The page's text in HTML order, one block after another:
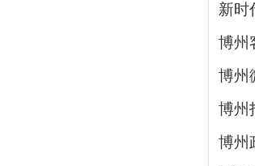
新时
博州
博州
博州
博州